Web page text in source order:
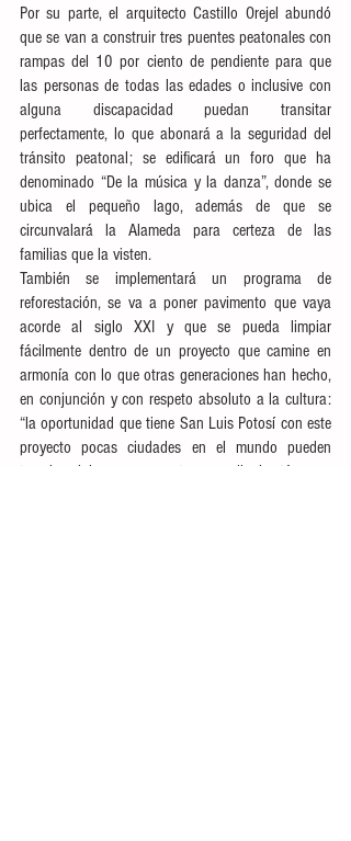
Por su parte, el arquitecto Castillo Orejel abundó
que se van a construir tres puentes peatonales con
rampas del 10 por ciento de pendiente para que
las personas de todas las edades o inclusive con
alguna discapacidad puedan transitar
perfectamente, lo que abonará a la seguridad del
tránsito peatonal; se edificará un foro que ha
denominado “De la música y la danza”, donde se
ubica el pequeño lago, además de que se
circunvalará la Alameda para certeza de las
familias que la visten.
También se implementará un programa de
reforestación, se va a poner pavimento que vaya
acorde al siglo XXI y que se pueda limpiar
fácilmente dentro de un proyecto que camine en
armonía con lo que otras generaciones han hecho,
en conjunción y con respeto absoluto a la cultura:
“la oportunidad que tiene San Luis Potosí con este
proyecto pocas ciudades en el mundo pueden
tenerla, al incorporar cuatro y media hectáreas a